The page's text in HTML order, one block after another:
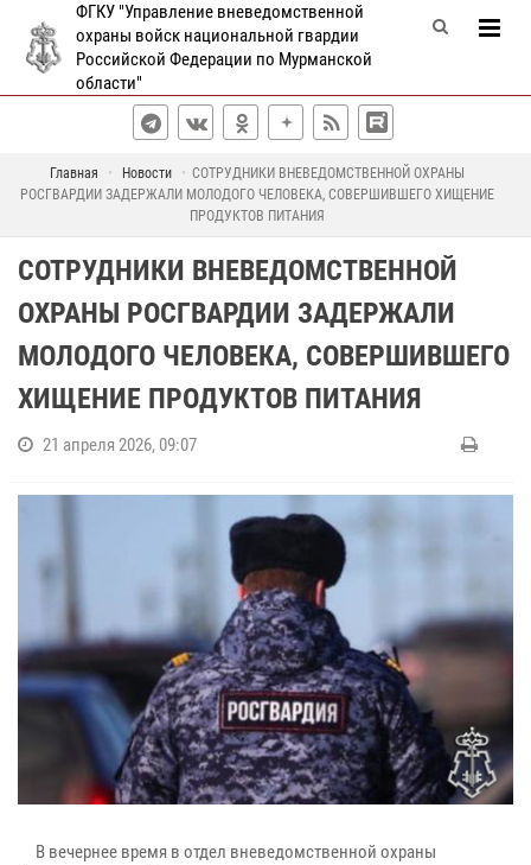
ФГКУ "Управление вневедомственной
охраны войск национальной гвардии
Российской Федерации по Мурманской
области"
Главная Новости
СОТРУДНИКИ ВНЕВЕДОМСТВЕННОЙ ОХРАНЫ
РОСГВАРДИИ ЗАДЕРЖАЛИ МОЛОДОГО ЧЕЛОВЕКА, СОВЕРШИВШЕГО ХИЩЕНИЕ
ПРОДУКТОВ ПИТАНИЯ
СОТРУДНИКИ ВНЕВЕДОМСТВЕННОЙ
ОХРАНЫ РОСГВАРДИИ ЗАДЕРЖАЛИ
МОЛОДОГО ЧЕЛОВЕКА, СОВЕРШИВШЕГО
ХИЩЕНИЕ ПРОДУКТОВ ПИТАНИЯ
21 апреля 2026, 09:07
В вечернее время в отдел вневедомственной охраны